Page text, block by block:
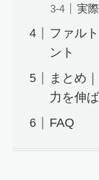
実
ファル
ント
まとめ
力を伸
FAQ